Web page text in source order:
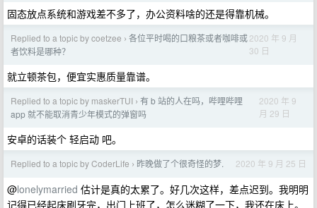
固态放点系统和游戏差不多了，办公资料啥的还是得靠机械。
Replied to a topic by coetzee › 各位平时喝的口粮茶或者咖啡或
者饮料是哪种？
2020 年 9 月
30 日
就立顿茶包，便宜实惠质量靠谱。
Replied to a topic by maskerTUI › 有 b 站的人在吗，哔哩哔哩
app 就不能取消青少年模式的弹窗吗
2020 年 9
月 29 日
安卓的话装个 轻启动 吧。
Replied to a topic by CoderLife › 昨晚做了个很奇怪的梦. 2020 年 9 月 25 日
@lonelymarried 估计是真的太累了。好几次这样，差点迟到。我明明
记得已经起床刷牙完，出门上班了，怎么迷糊了一下，我还在床上。